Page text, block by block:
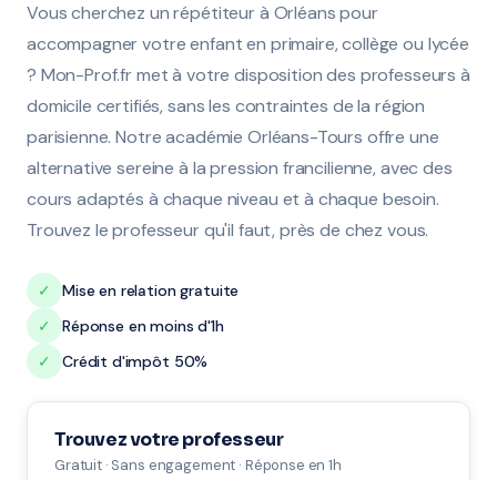
Vous cherchez un répétiteur à Orléans pour
accompagner votre enfant en primaire, collège ou lycée
? Mon-Prof.fr met à votre disposition des professeurs à
domicile certifiés, sans les contraintes de la région
parisienne. Notre académie Orléans-Tours offre une
alternative sereine à la pression francilienne, avec des
cours adaptés à chaque niveau et à chaque besoin.
Trouvez le professeur qu'il faut, près de chez vous.
✓
Mise en relation gratuite
✓
Réponse en moins d'1h
✓
Crédit d'impôt 50%
Trouvez votre professeur
Gratuit · Sans engagement · Réponse en 1h